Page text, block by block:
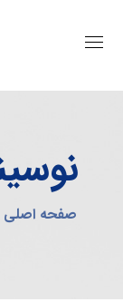
صفحه اصلی